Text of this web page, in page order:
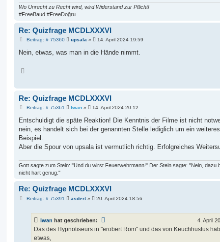
Wo Unrecht zu Recht wird, wird Widerstand zur Pflicht!
#FreeBaud #FreeDoğru
Re: Quizfrage MCDLXXXVI
Beitrag: # 75360B
i
upsala» 14. April 2024 19:59
Nein, etwas, was man in die Hände nimmt.
b
e
n
Re: Quizfrage MCDLXXXVI
Beitrag: # 75361 B
i
Iwan» 14. April 2024 20:12
Entschuldigt die späte Reaktion! Die Kenntnis der Filme ist nicht
nein, es handelt sich bei der genannten Stelle lediglich um ein weiteres
Beispiel.
Aber die Spour von upsala ist vermutlich richtig. Erfolgreiches
Gott sagte zum Stein: "Und du wirst Feuerwehrmann!" Der Stein sagte: "Nein, dazu
nicht hart genug."
Re: Quizfrage MCDLXXXVI
Beitrag: # 75391 B
r
a
g
asdert» 20. April 2024 18:56
Iwan hat geschrieben: 4. April
Das des Hypnotiseurs in "erobert Rom" und das von Keuchhustus
etwas,